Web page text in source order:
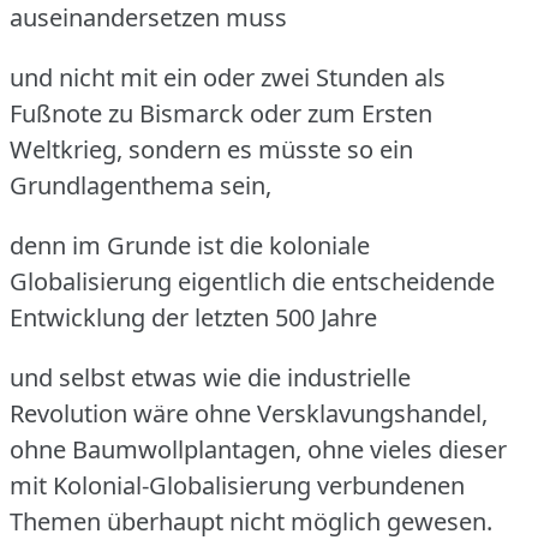
auseinandersetzen muss
und nicht mit ein oder zwei Stunden als
Fußnote zu Bismarck oder zum Ersten
Weltkrieg, sondern es müsste so ein
Grundlagenthema sein,
denn im Grunde ist die koloniale
Globalisierung eigentlich die entscheidende
Entwicklung der letzten 500 Jahre
und selbst etwas wie die industrielle
Revolution wäre ohne Versklavungshandel,
ohne Baumwollplantagen, ohne vieles dieser
mit Kolonial-Globalisierung verbundenen
Themen überhaupt nicht möglich gewesen.